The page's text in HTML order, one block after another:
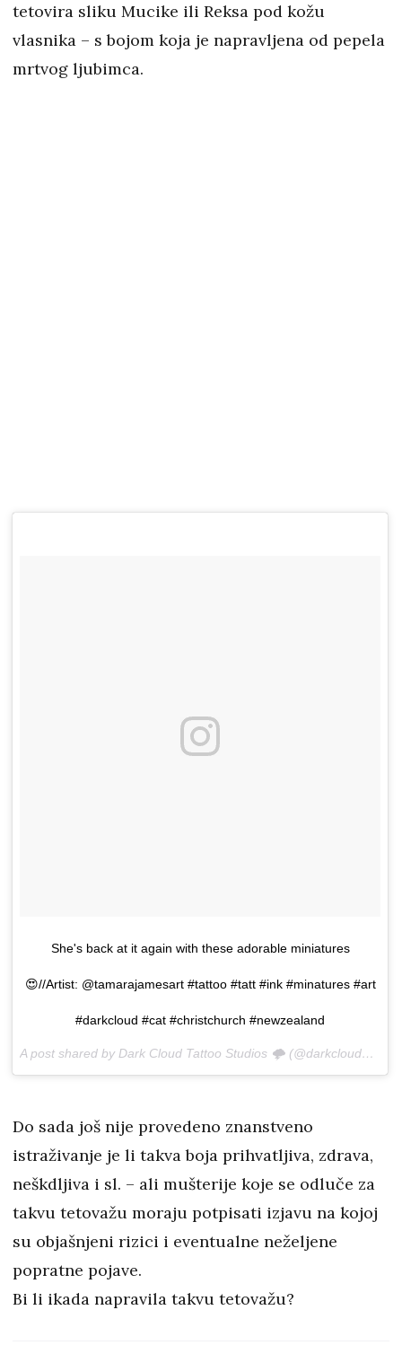
tetovira sliku Mucike ili Reksa pod kožu
vlasnika – s bojom koja je napravljena od pepela
mrtvog ljubimca.
She's back at it again with these adorable miniatures
😍//Artist: @tamarajamesart #tattoo #tatt #ink #minatures #art
#darkcloud #cat #christchurch #newzealand
A post shared by Dark Cloud Tattoo Studios 🌩 (@darkcloud_studiosnz) on
Do sada još nije provedeno znanstveno
istraživanje je li takva boja prihvatljiva, zdrava,
neškdljiva i sl. – ali mušterije koje se odluče za
takvu tetovažu moraju potpisati izjavu na kojoj
su objašnjeni rizici i eventualne neželjene
popratne pojave.
Bi li ikada napravila takvu tetovažu?